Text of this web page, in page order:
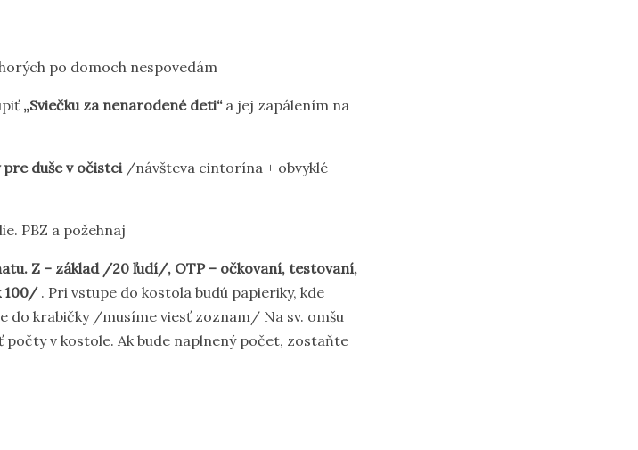
po domoch nespovedám
„Sviečku za nenarodené deti“a jej zapálením na
pre duše v očistci/návšteva cintorína + obvyklé
PBZ a požehnaj
Z – základ /20 ľudí/, OTP – očkovaní, testovaní,
100/. Pri vstupe do kostola budú papieriky, kde
do krabičky /musíme viesť zoznam/ Na sv. omšu
v kostole. Ak bude naplnený počet, zostaňte